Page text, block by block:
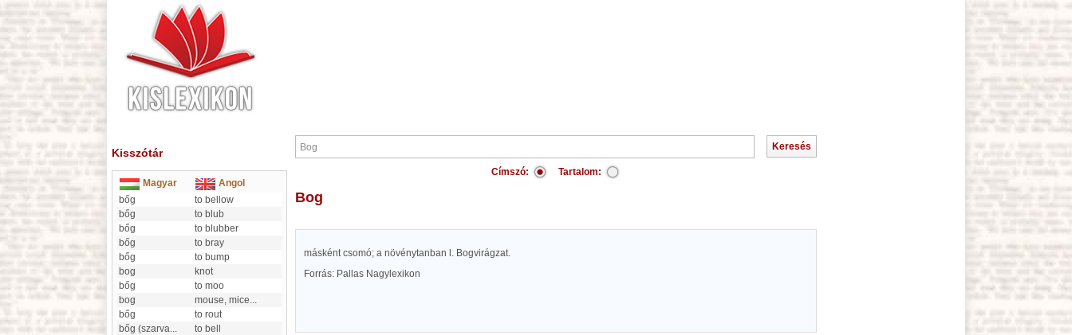
Kisszótár
Magyar
Angol
bőg
to bellow
bőg
to blub
bőg
to blubber
bőg
to bray
bőg
to bump
bog
knot
bőg
to moo
bog
mouse, mice...
bőg
to rout
bőg (szarva...
to bell
Címszó: Tartalom:
Bog
másként csomó; a növénytanban l. Bogvirágzat.
Forrás: Pallas Nagylexikon